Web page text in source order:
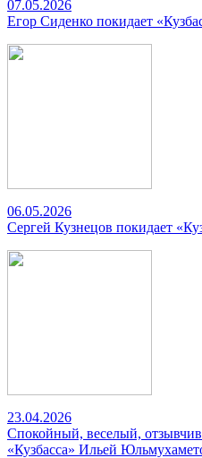
07.05.2026
Егор Сиденко покидает
06.05.2026
Сергей Кузнецов покидает
23.04.2026
Спокойный, веселый,
«Кузбасса» Ильей